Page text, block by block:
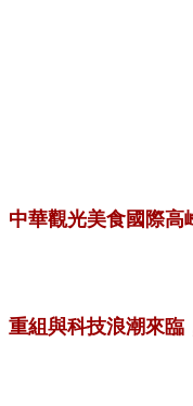
中華觀光美食國際高
重組與科技浪潮來臨